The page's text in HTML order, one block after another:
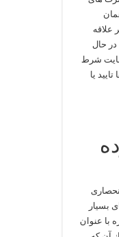
علاقه
حال
شرط
یا
فول آلبوم انحصاری
بسیار
با عنوان